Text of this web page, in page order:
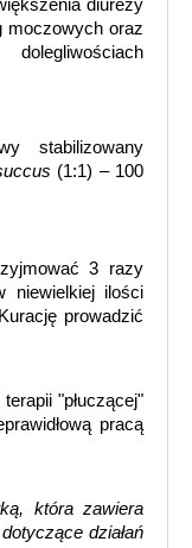
diurezy
moczowych oraz
stabilizowany
(1:1) – 100
3 razy
niewielkiej ilości
prowadzić
"płuczącej"
pracą
która zawiera
działań